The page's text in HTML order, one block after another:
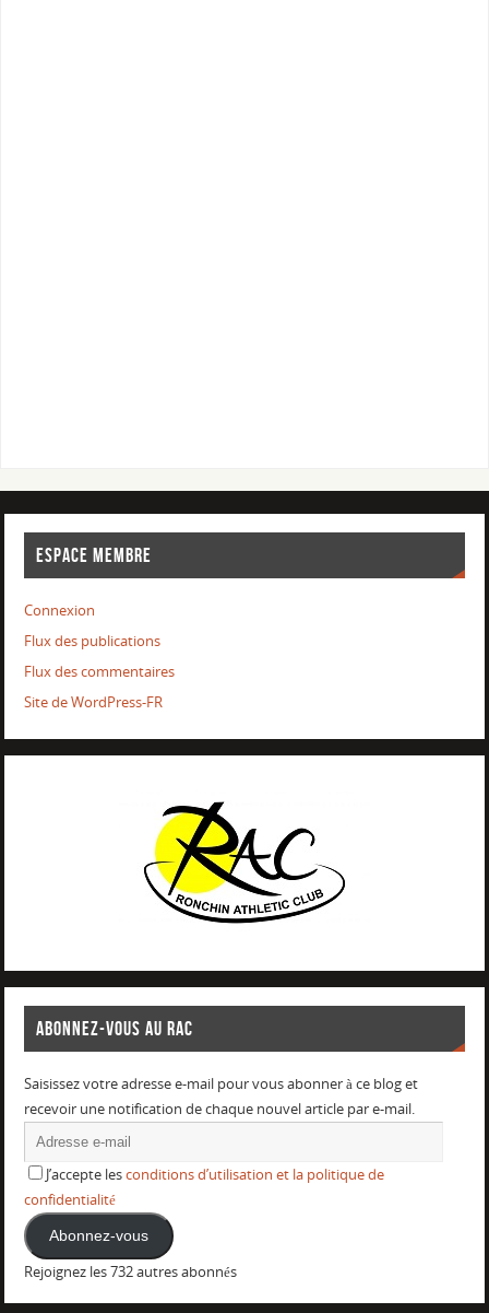
ESPACE MEMBRE
Connexion
Flux des publications
Flux des commentaires
Site de WordPress-FR
ABONNEZ-VOUS AU RAC
Saisissez votre adresse e-mail pour vous abonner à ce blog et
recevoir une notification de chaque nouvel article par e-mail.
J’accepte lesconditions d’utilisation et la politique de
confidentialité
Abonnez-vous
Rejoignez les 732 autres abonnés